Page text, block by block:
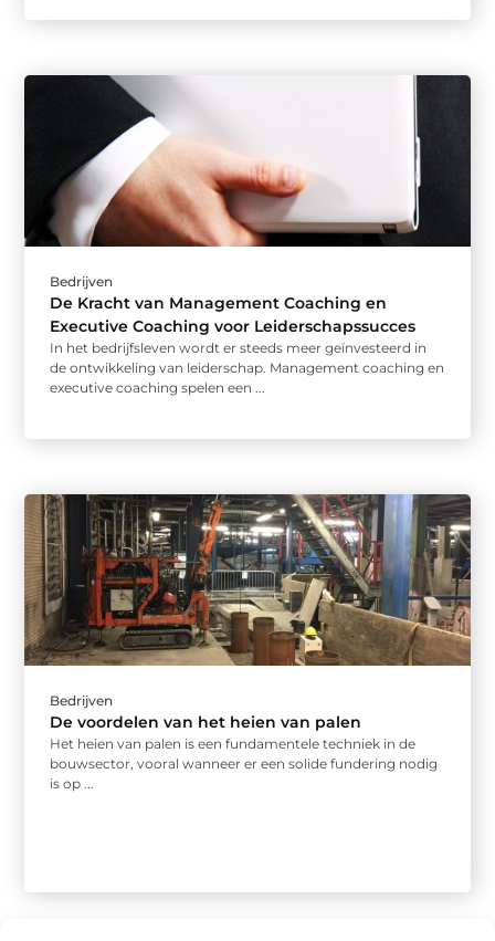
Bedrijven
De Kracht van Management Coaching en
Executive Coaching voor Leiderschapssucces
In het bedrijfsleven wordt er steeds meer geïnvesteerd in
de ontwikkeling van leiderschap. Management coaching en
executive coaching spelen een ...
Bedrijven
De voordelen van het heien van palen
Het heien van palen is een fundamentele techniek in de
bouwsector, vooral wanneer er een solide fundering nodig
is op ...